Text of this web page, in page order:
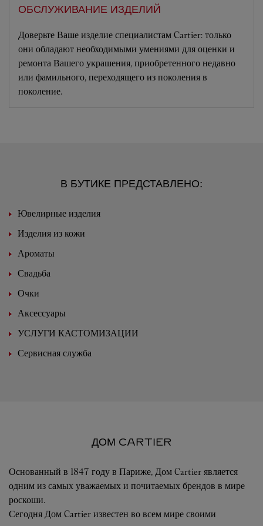
ОБСЛУЖИВАНИЕ ИЗДЕЛИЙ
Доверьте Ваше изделие специалистам Cartier: только
они обладают необходимыми умениями для оценки и
ремонта Вашего украшения, приобретенного недавно
или фамильного, переходящего из поколения в
поколение.
В БУТИКЕ ПРЕДСТАВЛЕНО:
Ювелирные изделия
Изделия из кожи
Ароматы
Свадьба
Очки
Аксессуары
УСЛУГИ КАСТОМИЗАЦИИ
Сервисная служба
ДОМ CARTIER
Основанный в 1847 году в Париже, Дом Cartier является
одним из самых уважаемых и почитаемых брендов в мире
роскоши.
Сегодня Дом Cartier известен во всем мире своими